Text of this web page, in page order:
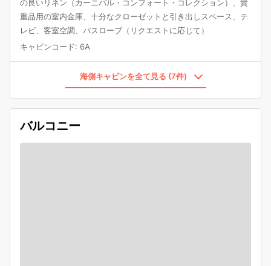
の良いリネン（カーニバル・コンフォート・コレクション）、貴
重品用の室内金庫、十分なクローゼットと引き出しスペース、テ
レビ、客室空調、バスローブ（リクエストに応じて）
キャビンコード: 6A
海側キャビンを全て見る (7件)
バルコニー